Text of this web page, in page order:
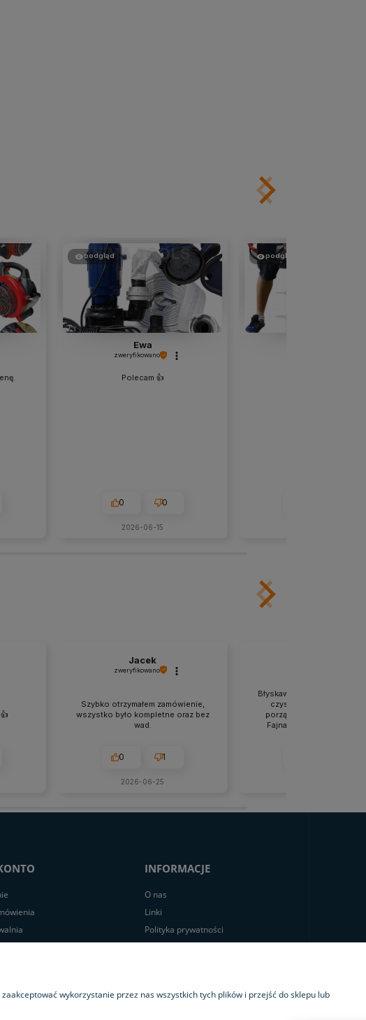
podgląd
Ewa
zweryfikowano
Polecam 👍️
0 0
2026-06-15
podgląd
Jacek
zweryfikowano
Szybko otrzymałem zamówienie,
wszystko było kompletne oraz bez
wad.
0 1
2026-06-25
Błyskawiczna realizacja,
czystym sumieniem.
porządnie zapakowana
Fajna firma, spełnili
INFORMACJE
O nas
Linki
Polityka prywatności
wykorzystanie przez nas wszystkich tych plików i przejść do sklepu lub